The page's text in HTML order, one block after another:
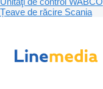
Țeave de răcire Scania